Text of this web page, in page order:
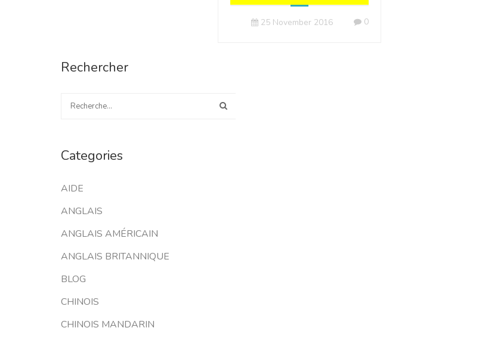
prononciation】
25 November 2016 0
Rechercher
Categories
AIDE
ANGLAIS
ANGLAIS AMÉRICAIN
ANGLAIS BRITANNIQUE
BLOG
CHINOIS
CHINOIS MANDARIN